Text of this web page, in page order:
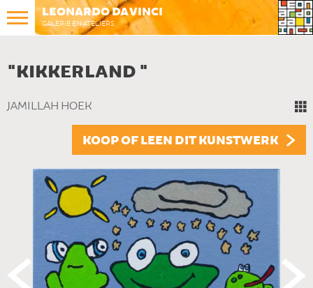
LEONARDO DA VINCI
GALERIE EN ATELIERS
"KIKKERLAND "
JAMILLAH HOEK
KOOP OF LEEN DIT KUNSTWERK